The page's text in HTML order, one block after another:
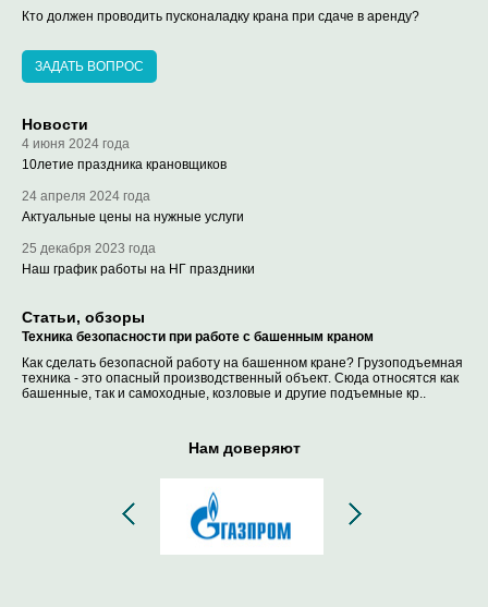
Кто должен проводить пусконаладку крана при сдаче в аренду?
ЗАДАТЬ ВОПРОС
Новости
4 июня 2024 года
10летие праздника крановщиков
24 апреля 2024 года
Актуальные цены на нужные услуги
25 декабря 2023 года
Наш график работы на НГ праздники
Статьи, обзоры
Техника безопасности при работе с башенным краном
Как сделать безопасной работу на башенном кране? Грузоподъемная
техника - это опасный производственный объект. Сюда относятся как
башенные, так и самоходные, козловые и другие подъемные кр..
Нам доверяют